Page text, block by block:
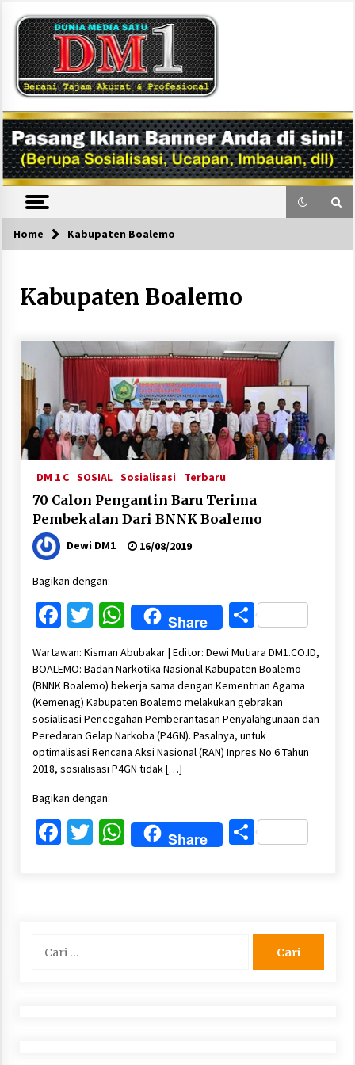
content
DM1
Home Kabupaten Boalemo
Kabupaten Boalemo
DM 1 C SOSIAL Sosialisasi Terbaru
70 Calon Pengantin Baru Terima
Pembekalan Dari BNNK Boalemo
Dewi DM1 16/08/2019
Bagikan dengan:
Facebook
Twitter
WhatsApp
Share Share
Wartawan: Kisman Abubakar | Editor: Dewi Mutiara DM1.CO.ID,
BOALEMO: Badan Narkotika Nasional Kabupaten Boalemo
(BNNK Boalemo) bekerja sama dengan Kementrian Agama
(Kemenag) Kabupaten Boalemo melakukan gebrakan
sosialisasi Pencegahan Pemberantasan Penyalahgunaan dan
Peredaran Gelap Narkoba (P4GN). Pasalnya, untuk
optimalisasi Rencana Aksi Nasional (RAN) Inpres No 6 Tahun
2018, sosialisasi P4GN tidak […]
Bagikan dengan:
Facebook
Twitter
WhatsApp
Share Share
untuk: